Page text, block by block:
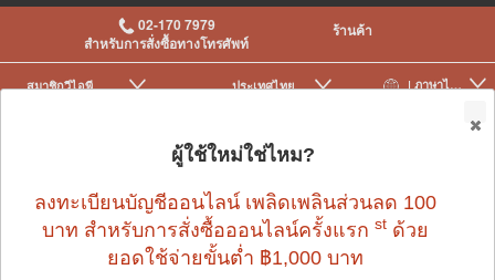
02-170 7979
สำหรับการสั่งซื้อทางโทรศัพท์
ร้านค้า
| ภาษาไทย
ประเทศไทย
สมาชิกวีไอพี
|
อุปกรณ์นกและอื่น ๆ> ผลิตภัณฑ์ดูแลสุขภาพ
ผู้ใช้ใหม่ใช่ไหม?
ลงทะเบียนบัญชีออนไลน์ เพลิดเพลินส่วนลด 100
บาท สำหรับการสั่งซื้อออนไลน์ครั้งแรกst ด้วย
ยอดใช้จ่ายขั้นต่ำ ฿1,000 บาท